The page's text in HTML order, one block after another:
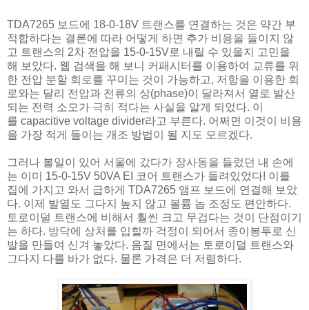
TDA7265 보드에 18-0-18V 트랜스를 연결하는 것은 약간 부
적합하다는 결론에 따라 어떻게 하면 추가 비용을 들이지 않
고 트랜스의 2차 전압을 15-0-15V로 내릴 수 있을지 고민을
해 보았다. 웹 검색을 해 보니 커패시터를 이용하여 교류를 위
한 전압 분할 회로를 꾸미는 것이 가능하고, 저항을 이용한 회
로와는 달리 전압과 전류의 상(phase)이 달라져서 열로 발산
되는 전력 소모가 극히 적다는 사실을 알게 되었다. 이
를 capacitive voltage divider라고 부른다. 어쩌면 이것이 비용
을 가장 적게 들이는 개조 방법이 될 지도 모르겠다.
그러나 볼일이 있어 서울에 갔다가 장사동을 들렀던 내 손에
는 이미 15-0-15V 50VA EI 코어 트랜스가 들려있었다! 이를
집에 가지고 와서 급하게 TDA7265 앰프 보드에 연결해 보았
다. 이제 발열도 그다지 높지 않고 볼륨 놉 조정도 편안하다.
토로이덜 트랜스에 비해서 훨씬 크고 무겁다는 것이 단점이기
는 하다. 방닥에 상처를 입힐까 걱정이 되어서 종이봉투로 신
발을 만들여 신겨 놓았다. 음질 면에서는 토로이덜 트랜스와
그다지 다를 바가 없다. 물론 가격은 더 저렴하다.